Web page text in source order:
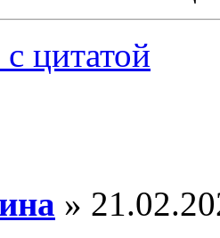
цитатой
»